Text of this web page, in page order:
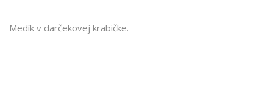
Medík v darčekovej krabičke.